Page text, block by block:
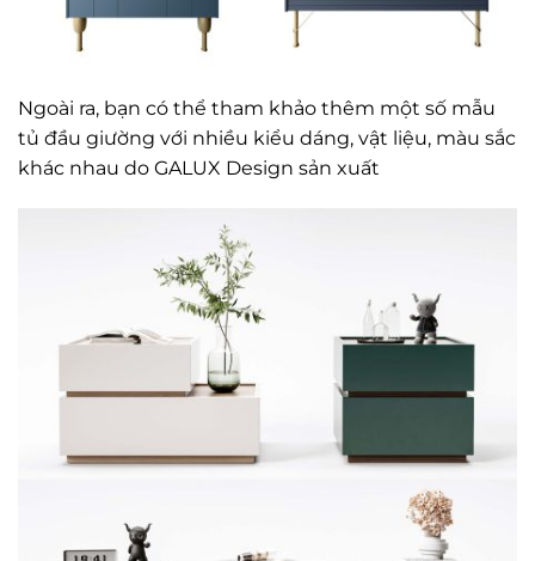
Ngoài ra, bạn có thể tham khảo thêm một số mẫu
tủ đầu giường với nhiều kiểu dáng, vật liệu, màu sắc
khác nhau do GALUX Design sản xuất